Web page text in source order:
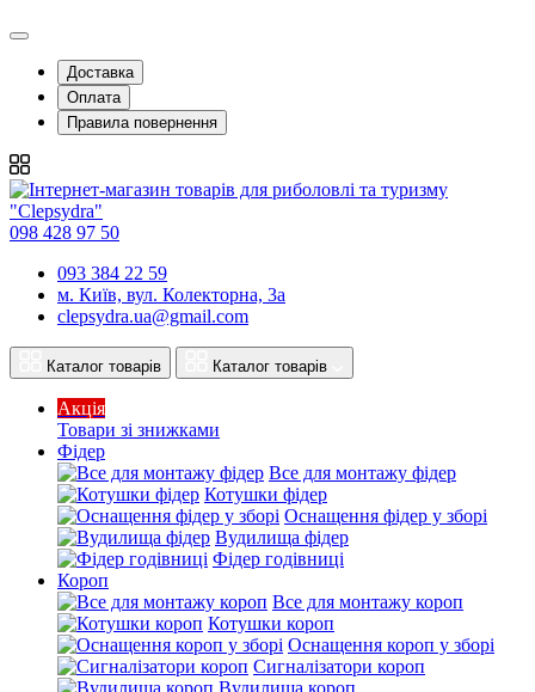
Доставка
Оплата
Правила повернення
098 428 97 50
093 384 22 59
м. Київ, вул. Колекторна, 3а
clepsydra.ua@gmail.com
Каталог товарів Каталог товарів
Акція
Товари зі знижками
Фідер
Все для монтажу фідер
Котушки фідер
Оснащення фідер у зборі
Вудилища фідер
Фідер годівниці
Короп
Все для монтажу короп
Котушки короп
Оснащення короп у зборі
Сигналізатори короп
Вудилища короп